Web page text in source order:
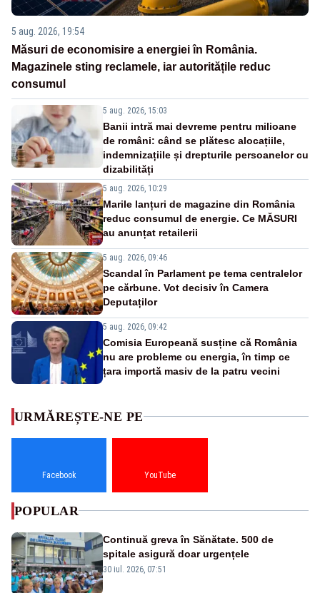
5 aug. 2026, 19:54
Măsuri de economisire a energiei în România.
Magazinele sting reclamele, iar autoritățile reduc
consumul
5 aug. 2026, 15:03
Banii intră mai devreme pentru milioane
de români: când se plătesc alocațiile,
indemnizațiile și drepturile persoanelor cu
dizabilități
5 aug. 2026, 10:29
Marile lanțuri de magazine din România
reduc consumul de energie. Ce MĂSURI
au anunțat retailerii
5 aug. 2026, 09:46
Scandal în Parlament pe tema centralelor
pe cărbune. Vot decisiv în Camera
Deputaților
5 aug. 2026, 09:42
Comisia Europeană susține că România
nu are probleme cu energia, în timp ce
țara importă masiv de la patru vecini
URMĂREȘTE-NE PE
Facebook YouTube
POPULAR
Continuă greva în Sănătate. 500 de
spitale asigură doar urgențele
30 iul. 2026, 07:51